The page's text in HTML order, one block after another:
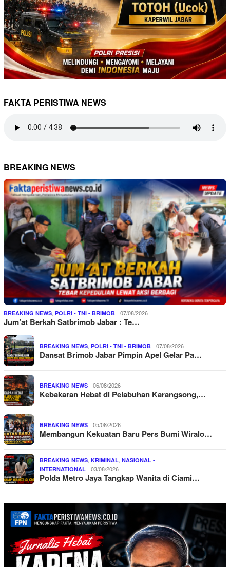
FAKTA PERISTIWA NEWS
BREAKING NEWS
BREAKING NEWS POLRI - TNI - BRIMOB 07/08/2026
Jum’at Berkah Satbrimob Jabar : Te…
BREAKING NEWS POLRI - TNI - BRIMOB 07/08/2026
Dansat Brimob Jabar Pimpin Apel Gelar Pa…
BREAKING NEWS 06/08/2026
Kebakaran Hebat di Pelabuhan Karangsong,…
BREAKING NEWS 05/08/2026
Membangun Kekuatan Baru Pers Bumi Wiralo…
BREAKING NEWS KRIMINAL NASIONAL -
INTERNATIONAL
03/08/2026
Polda Metro Jaya Tangkap Wanita di Ciami…